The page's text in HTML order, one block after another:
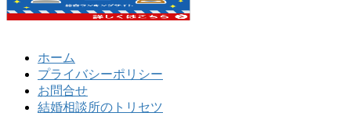
ホーム
プライバシーポリシー
お問合せ
結婚相談所のトリセツ